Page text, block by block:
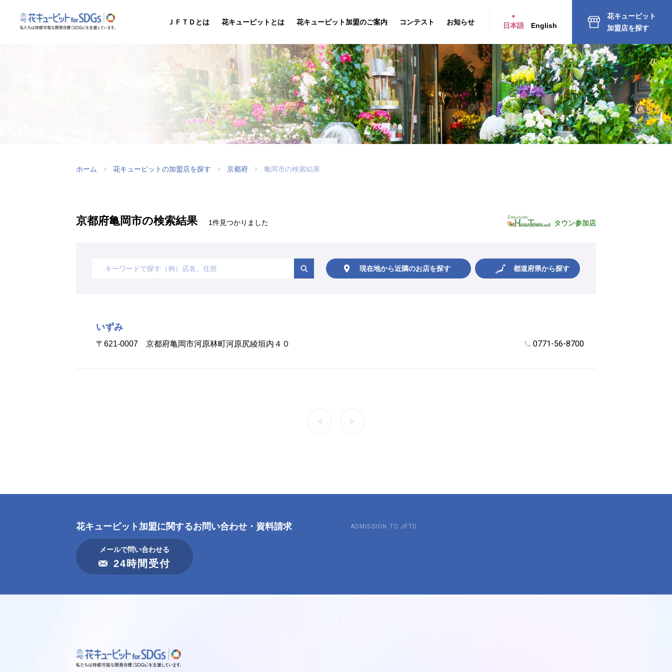
ＪＦＴＤとは 花キューピットとは 花キューピット加盟のご案内 コンテスト お知らせ 日本語 English
花キューピット
加盟店を探す
ホーム 花キューピットの加盟店を探す 京都府 亀岡市の検索結果
京都府亀岡市の検索結果 1件見つかりました タウン参加店
現在地から近隣のお店を探す 都道府県から探す
いずみ
〒621-0007 京都府亀岡市河原林町河原尻綾垣内４０ 0771-56-8700
前へ 次へ
花キューピット加盟に関するお問い合わせ ・ 資料請求 ADMISSION TO JFTD
メールで問い合わせる
24時間受付